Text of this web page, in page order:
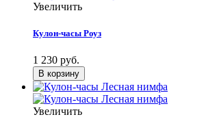
Увеличить
Кулон-часы Роуз
1 230 руб.
Увеличить